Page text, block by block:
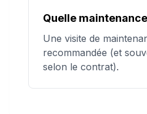
Quelle
Une visite de
recommandée (et
selon le contrat).